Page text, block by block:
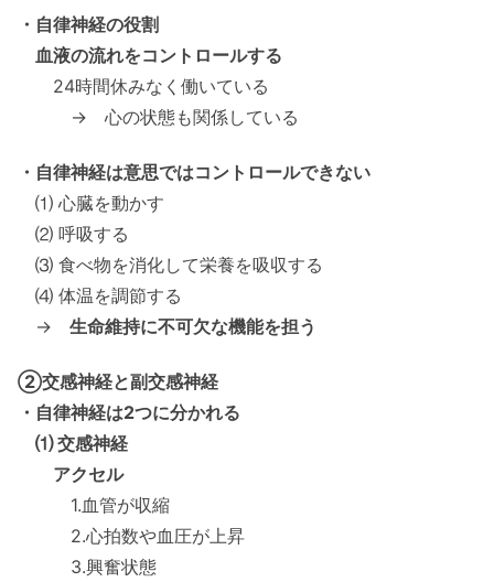
・自律神経の役割
血液の流れをコントロールする
24時間休みなく働いている
→ 心の状態も関係している
・自律神経は意思ではコントロールできない
⑴ 心臓を動かす
⑵ 呼吸する
⑶ 食べ物を消化して栄養を吸収する
⑷ 体温を調節する
→ 生命維持に不可欠な機能を担う
②交感神経と副交感神経
・自律神経は2つに分かれる
⑴ 交感神経
アクセル
1.血管が収縮
2.心拍数や血圧が上昇
3.興奮状態